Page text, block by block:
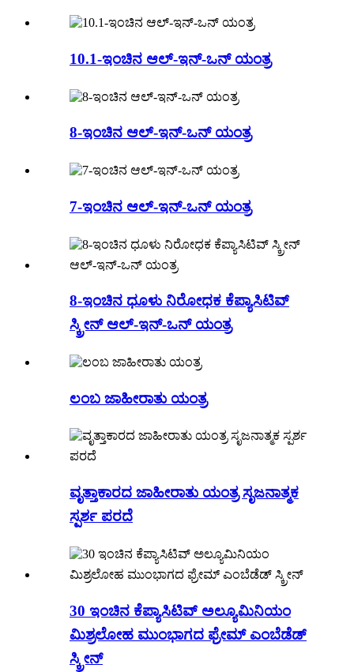
10.1-ಇಂಚಿನ ಆಲ್-ಇನ್-ಒನ್ ಯಂತ್ರ
8-ಇಂಚಿನ ಆಲ್-ಇನ್-ಒನ್ ಯಂತ್ರ
7-ಇಂಚಿನ ಆಲ್-ಇನ್-ಒನ್ ಯಂತ್ರ
8-ಇಂಚಿನ ಧೂಳು ನಿರೋಧಕ ಕೆಪ್ಯಾಸಿಟಿವ್
ಸ್ಕ್ರೀನ್ ಆಲ್-ಇನ್-ಒನ್ ಯಂತ್ರ
ಲಂಬ ಜಾಹೀರಾತು ಯಂತ್ರ
ವೃತ್ತಾಕಾರದ ಜಾಹೀರಾತು ಯಂತ್ರ ಸೃಜನಾತ್ಮಕ
ಸ್ಪರ್ಶ ಪರದೆ
30 ಇಂಚಿನ ಕೆಪ್ಯಾಸಿಟಿವ್ ಅಲ್ಯೂಮಿನಿಯಂ
ಮಿಶ್ರಲೋಹ ಮುಂಭಾಗದ ಫ್ರೇಮ್ ಎಂಬೆಡೆಡ್
ಸ್ಕ್ರೀನ್